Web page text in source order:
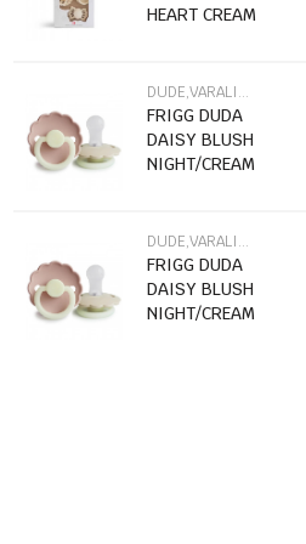
HEART CREAM
DUDE,VARALICE I DODACI
FRIGG DUDA
DAISY BLUSH
NIGHT/CREAM
DUDE,VARALICE I DODACI
FRIGG DUDA
DAISY BLUSH
NIGHT/CREAM